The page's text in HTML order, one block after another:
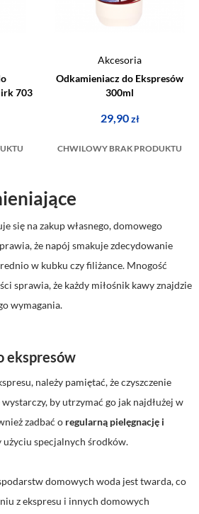
703
Akcesoria
Odkamieniacz do Ekspresów
300ml
29,90zł
CHWILOWY BRAK PRODUKTU
się na zakup własnego, domowego
że napój smakuje zdecydowanie
w kubku czy filiżance. Mnogość
sprawia, że każdy miłośnik kawy znajdzie
wymagania.
ekspresów
należy pamiętać, że czyszczenie
by utrzymać go jak najdłużej w
zadbać o regularną pielęgnację i
użyciu specjalnych środków.
domowych woda jest twarda, co
z ekspresu i innych domowych